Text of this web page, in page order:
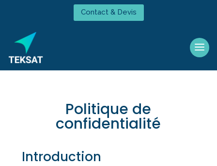
Contact & Devis
Politique de
confidentialité
Introduction